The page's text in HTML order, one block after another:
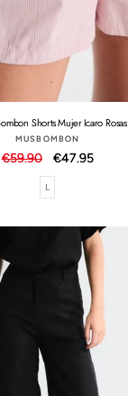
Shorts Mujer Icaro Rosas
Proveedor:
MUSBOMBON
Precio
habitual
€59.90
Precio
de
oferta
€47.95
L